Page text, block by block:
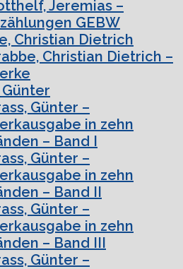
Jeremias –
GEBW
Christian Dietrich
Christian Dietrich –
Günter
Günter –
in zehn
– Band I
Günter –
in zehn
– Band II
Günter –
in zehn
– Band III
Günter –